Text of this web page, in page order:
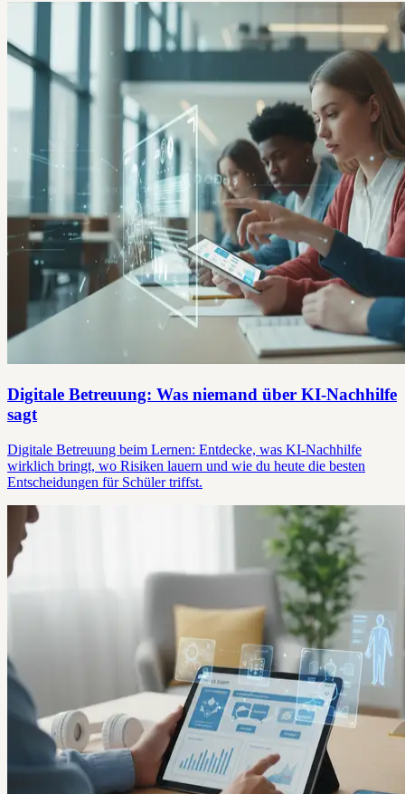
Digitale Betreuung: Was niemand über KI-Nachhilfe
sagt
Digitale Betreuung beim Lernen: Entdecke, was KI-Nachhilfe
wirklich bringt, wo Risiken lauern und wie du heute die besten
Entscheidungen für Schüler triffst.